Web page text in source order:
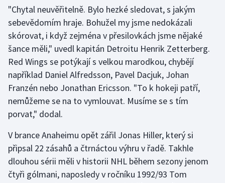
Futsal
Golf
Gymnastika
Házená
Judo
Krasobruslení
Lezení
"Chytal neuvěřitelně. Bylo hezké sledovat, s jakým
sebevědomím hraje. Bohužel my jsme nedokázali
skórovat, i když zejména v přesilovkách jsme nějaké
šance měli," uvedl kapitán Detroitu Henrik Zetterberg.
Red Wings se potýkají s velkou marodkou, chybějí
například Daniel Alfredsson, Pavel Dacjuk, Johan
Franzén nebo Jonathan Ericsson. "To k hokeji patří,
nemůžeme se na to vymlouvat. Musíme se s tím
porvat," dodal.
V brance Anaheimu opět zářil Jonas Hiller, který si
připsal 22 zásahů a čtrnáctou výhru v řadě. Takhle
dlouhou sérii měli v historii NHL během sezony jenom
čtyři gólmani, naposledy v ročníku 1992/93 Tom